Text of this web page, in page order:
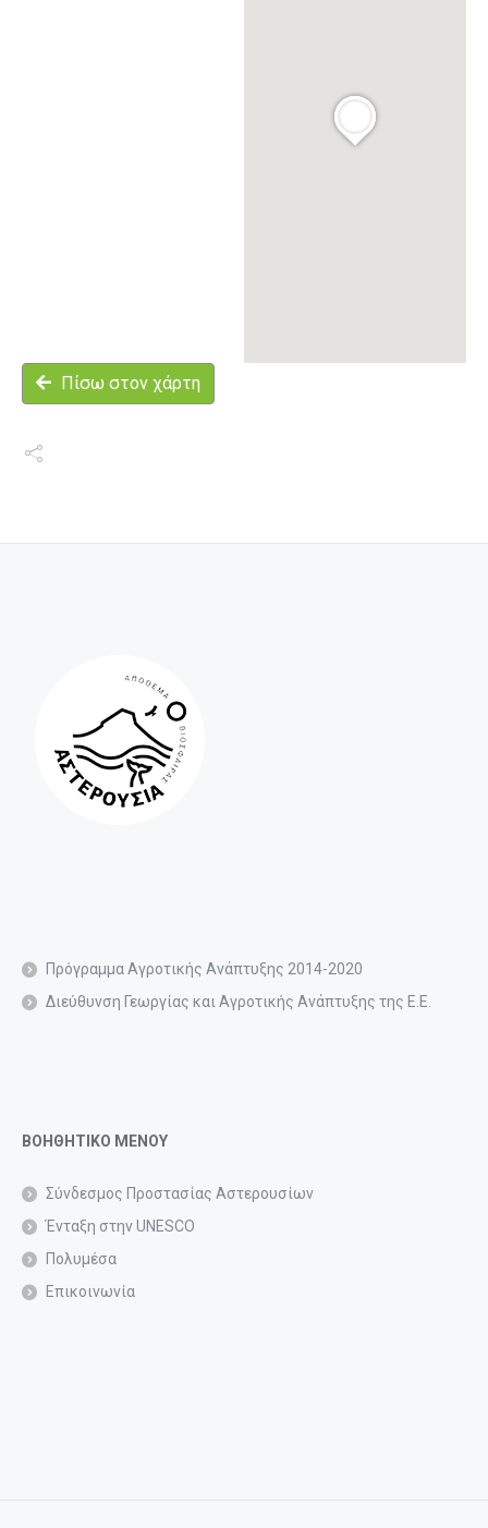
Πίσω στον χάρτη
Πρόγραμμα Αγροτικής Ανάπτυξης 2014-2020
Διεύθυνση Γεωργίας και Αγροτικής Ανάπτυξης της Ε.Ε.
ΒΟΗΘΗΤΙΚΟ ΜΕΝΟΥ
Σύνδεσμος Προστασίας Αστερουσίων
Ένταξη στην UNESCO
Πολυμέσα
Επικοινωνία